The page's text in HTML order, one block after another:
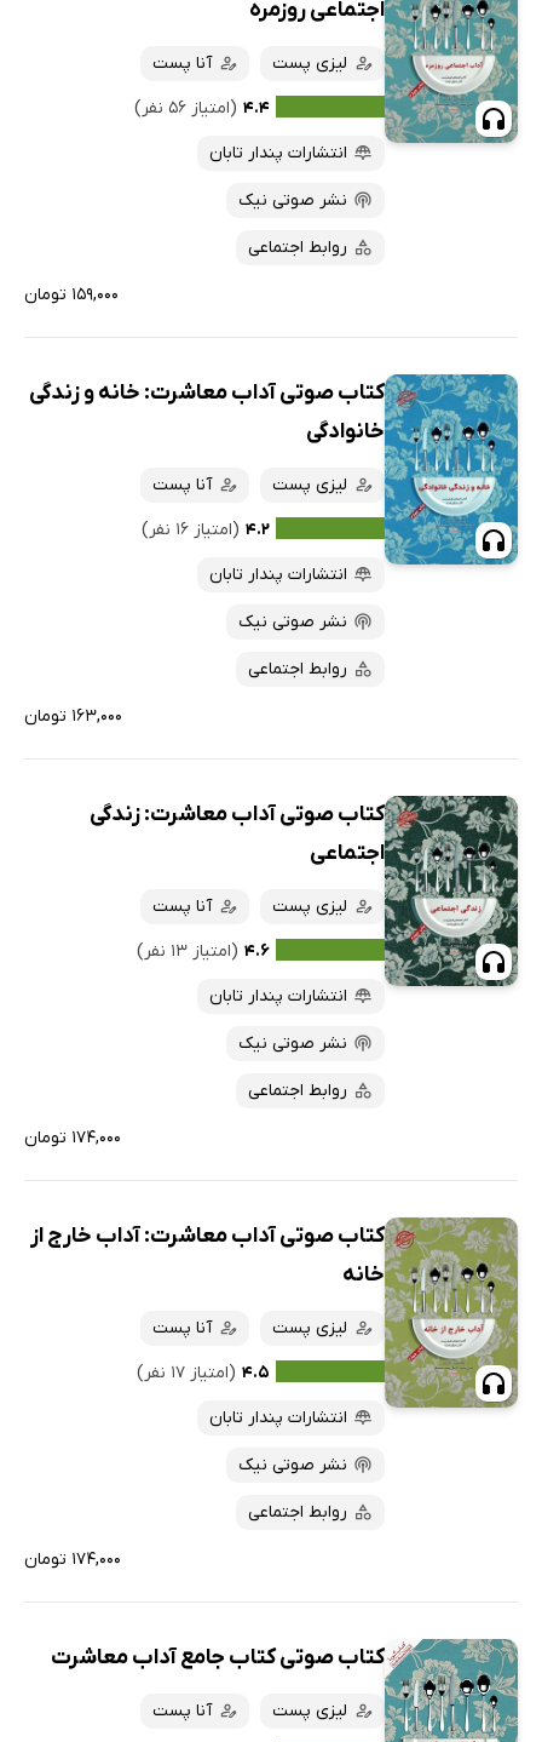
اجتماعی روزمره
لیزی پست
آنا پست
۴.۴ (امتیاز ۵۶ نفر)
انتشارات پندار تابان
نشر صوتی نیک
روابط اجتماعی
۱۵۹,۰۰۰ تومان
کتاب صوتی آداب معاشرت: خانه و زندگی
خانوادگی
لیزی پست
آنا پست
۴.۲ (امتیاز ۱۶ نفر)
انتشارات پندار تابان
نشر صوتی نیک
روابط اجتماعی
۱۶۳,۰۰۰ تومان
کتاب صوتی آداب معاشرت: زندگی
اجتماعی
لیزی پست
آنا پست
۴.۶ (امتیاز ۱۳ نفر)
انتشارات پندار تابان
نشر صوتی نیک
روابط اجتماعی
۱۷۴,۰۰۰ تومان
کتاب صوتی آداب معاشرت: آداب خارج از
خانه
لیزی پست
آنا پست
۴.۵ (امتیاز ۱۷ نفر)
انتشارات پندار تابان
نشر صوتی نیک
روابط اجتماعی
۱۷۴,۰۰۰ تومان
کتاب صوتی کتاب جامع آداب معاشرت
لیزی پست
آنا پست